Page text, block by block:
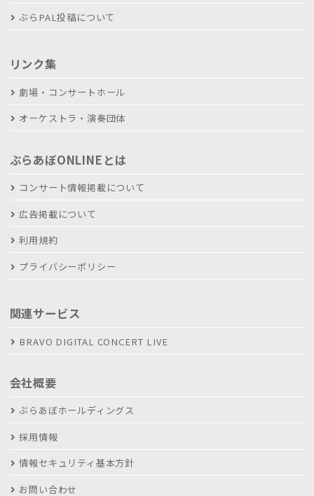
ぶらPAL投稿について
リンク集
劇場・コンサートホール
オーケストラ・演奏団体
ぶらあぼONLINEとは
コンサート情報掲載について
広告掲載について
利用規約
プライバシーポリシー
関連サービス
BRAVO DIGITAL CONCERT LIVE
会社概要
ぶらあぼホールディングス
採用情報
情報セキュリティ基本方針
お問い合わせ